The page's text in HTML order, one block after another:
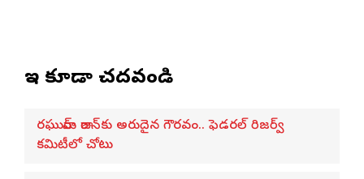
ఇవి కూడా చదవండి
రఘురామ్ రాజన్‌కు అరుదైన గౌరవం.. ఫెడరల్ రిజర్వ్
కమిటీలో చోటు